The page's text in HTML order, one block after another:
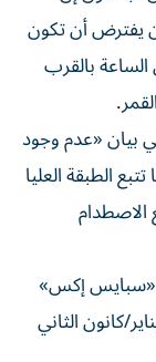
يفترض أن تكون
كيلومتراً في الساعة بالقرب
بيان «عدم وجود
الطبقة العليا
شركة «سبايس إكس»
كانون الثاني